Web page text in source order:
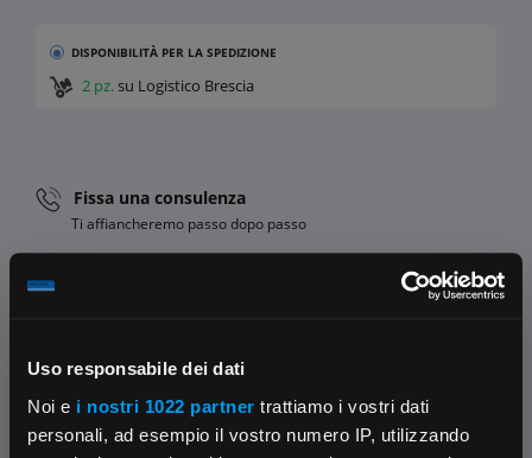
Uso responsabile dei dati
Noi e i nostri 1022 partner trattiamo i vostri dati
personali, ad esempio il vostro numero IP, utilizzando
DISPONIBILITÀ PER LA SPEDIZIONE
2 pz.su Logistico Brescia
Fissa una consulenza
Ti affiancheremo passo dopo passo
Condividi: